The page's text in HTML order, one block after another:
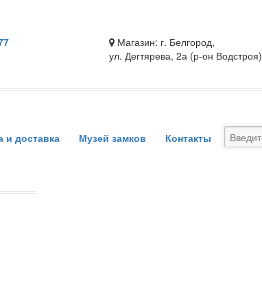
Магазин: г. Белгород,
ул. Дегтярева, 2а (р-он Водстроя)
и доставка Музей замков Контакты